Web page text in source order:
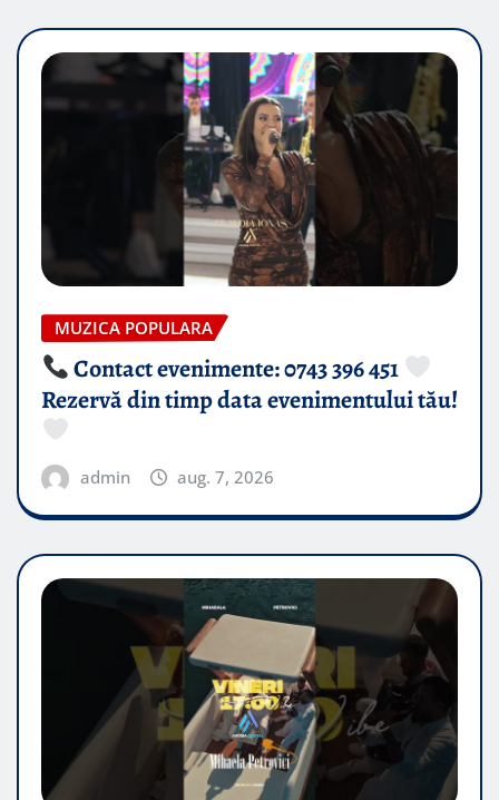
MUZICA POPULARA
Contact evenimente: 0743 396 451
Rezervă din timp data evenimentului tău!
admin aug. 7, 2026